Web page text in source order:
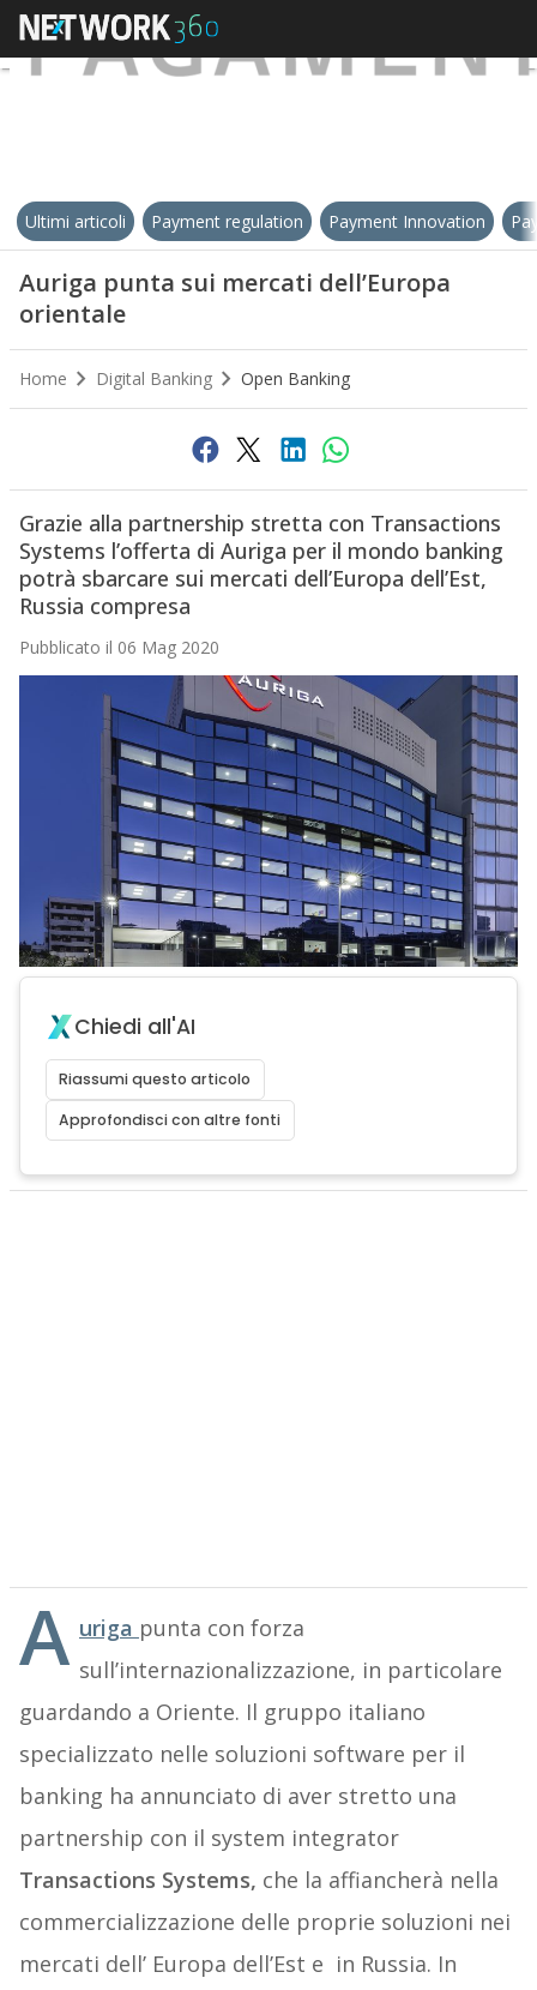
Ultimi articoli Payment regulation Payment Innovation
Auriga punta sui mercati dell’Europa
orientale
Home Digital Banking Open Banking
Grazie alla partnership stretta con Transactions
Systems l’offerta di Auriga per il mondo banking
potrà sbarcare sui mercati dell’Europa dell’Est,
Russia compresa
Pubblicato il 06 Mag 2020
Chiedi all'AI
Riassumi questo articolo
Approfondisci con altre fonti
A uriga punta con forza
sull’internazionalizzazione, in particolare
guardando a Oriente. Il gruppo italiano
specializzato nelle soluzioni software per il
banking ha annunciato di aver stretto una
partnership con il system integrator
Transactions Systems, che la affiancherà nella
commercializzazione delle proprie soluzioni nei
mercati dell’ Europa dell’Est e in Russia. In